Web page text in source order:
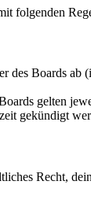
folgenden
Boards ab
gelten
gekündigt
Recht,